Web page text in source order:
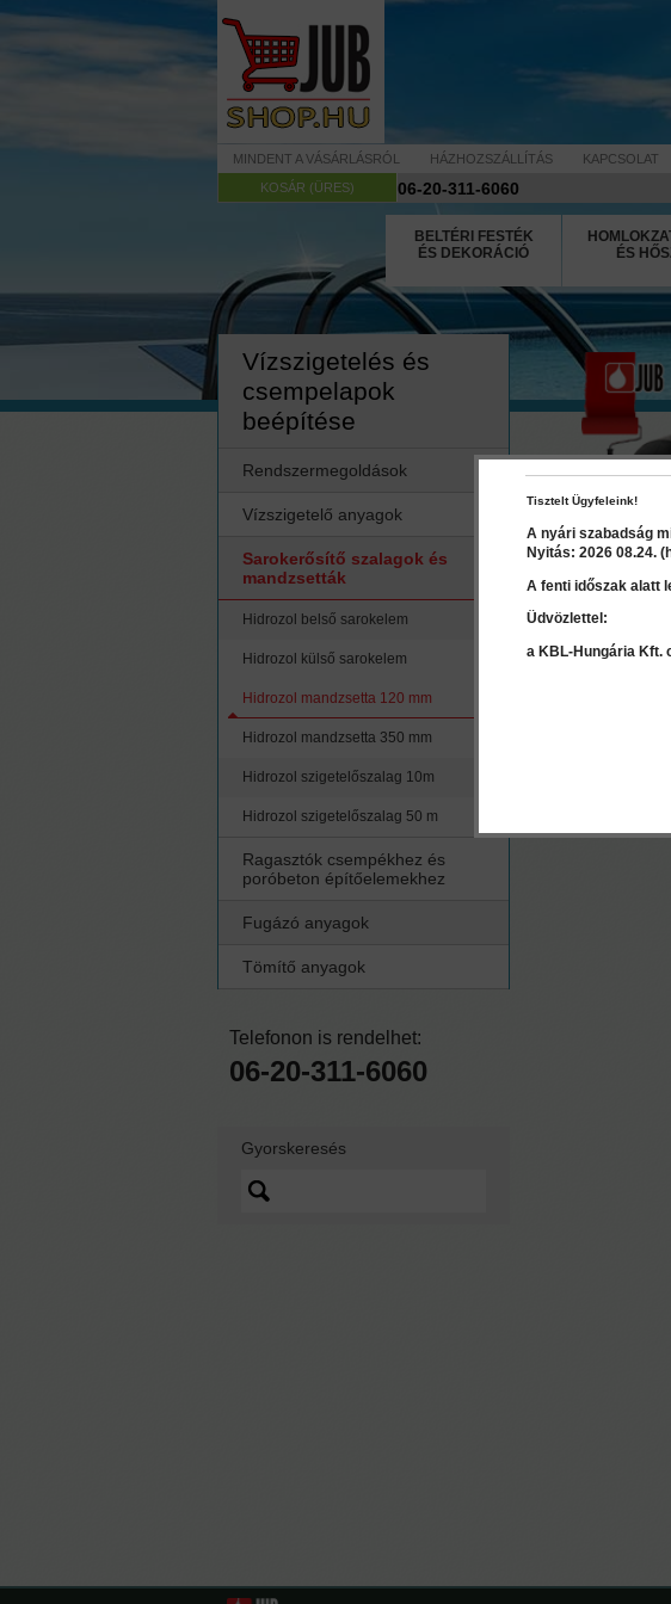
MINDENT A VÁSÁRLÁSRÓL HÁZHOZSZÁLLÍTÁS KAPCSOLAT
KOSÁR (ÜRES)
06-20-311-6060
BELTÉRI FESTÉK
ÉS DEKORÁCIÓ
ÉS
Vízszigetelés és
csempelapok
beépítése
Rendszermegoldások
Vízszigetelő anyagok
Sarokerősítő szalagok és
mandzsetták
Hidrozol belső sarokelem
Hidrozol külső sarokelem
Hidrozol mandzsetta 120 mm
Hidrozol mandzsetta 350 mm
Hidrozol szigetelőszalag 10m
Hidrozol szigetelőszalag 50 m
Ragasztók csempékhez és
poróbeton építőelemekhez
Fugázó anyagok
Tömítő anyagok
Telefonon is rendelhet:
06-20-311-6060
Gyorskeresés
Ár:3 325 Ft
Válasszon
Tisztelt Ügyfeleink!
A nyári szabadság
Nyitás: 2026 08.24.
A fenti időszak alatt
Üdvözlettel:
a KBL-Hungária Kft.